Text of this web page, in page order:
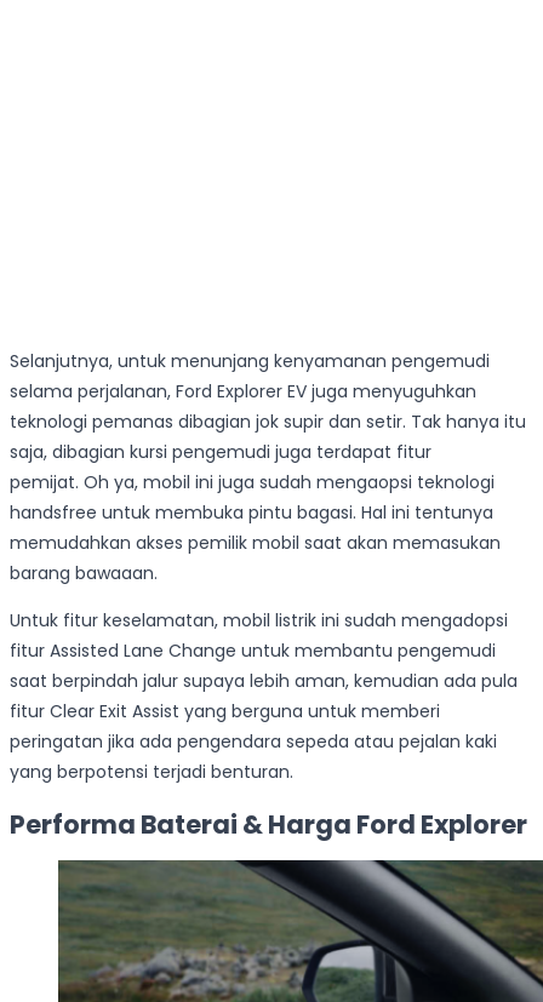
Selanjutnya, untuk menunjang kenyamanan pengemudi
selama perjalanan, Ford Explorer EV juga menyuguhkan
teknologi pemanas dibagian jok supir dan setir. Tak hanya itu
saja, dibagian kursi pengemudi juga terdapat fitur
pemijat. Oh ya, mobil ini juga sudah mengaopsi teknologi
handsfree untuk membuka pintu bagasi. Hal ini tentunya
memudahkan akses pemilik mobil saat akan memasukan
barang bawaaan.
Untuk fitur keselamatan, mobil listrik ini sudah mengadopsi
fitur Assisted Lane Change untuk membantu pengemudi
saat berpindah jalur supaya lebih aman, kemudian ada pula
fitur Clear Exit Assist yang berguna untuk memberi
peringatan jika ada pengendara sepeda atau pejalan kaki
yang berpotensi terjadi benturan.
Performa Baterai & Harga Ford Explorer